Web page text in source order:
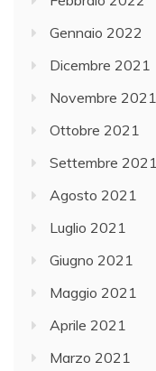
Gennaio 2022
Dicembre 2021
Novembre 2021
Ottobre 2021
Settembre 2021
Agosto 2021
Luglio 2021
Giugno 2021
Maggio 2021
Aprile 2021
Marzo 2021